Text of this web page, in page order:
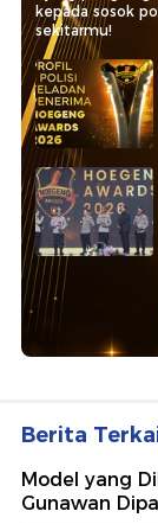
kepada sosok
sekitarmu!
Berita
Model yang
Gunawan